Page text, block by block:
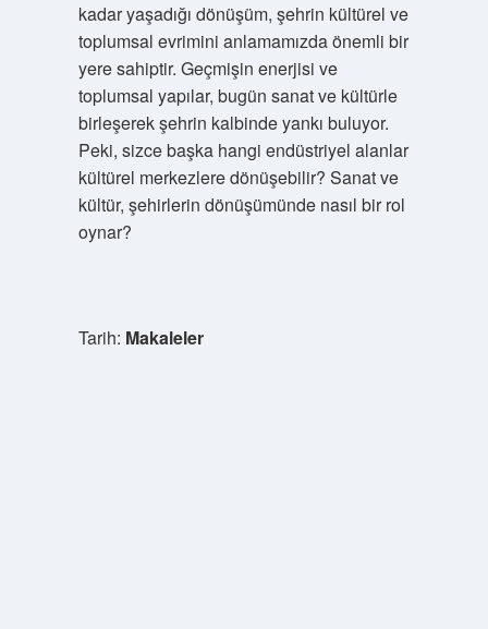
kadar yaşadığı dönüşüm, şehrin kültürel ve
toplumsal evrimini anlamamızda önemli bir
yere sahiptir. Geçmişin enerjisi ve
toplumsal yapılar, bugün sanat ve kültürle
birleşerek şehrin kalbinde yankı buluyor.
Peki, sizce başka hangi endüstriyel alanlar
kültürel merkezlere dönüşebilir? Sanat ve
kültür, şehirlerin dönüşümünde nasıl bir rol
oynar?
Tarih: Makaleler